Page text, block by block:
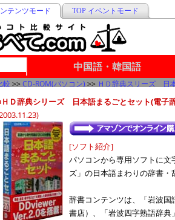
テンツモード TOP イベントモード
中国語・韓国語
較 >> CD-ROM(パソコン) >> ＨＤ辞典スリーズ 日
Ｄ辞典シリーズ 日本語まるごとセット(電子
[ソフト紹介]
パソコンから専用ソフトに
ズ」の日本語まわりの辞書・
辞書コンテンツは、「岩波
書店）、「岩波四字熟語辞